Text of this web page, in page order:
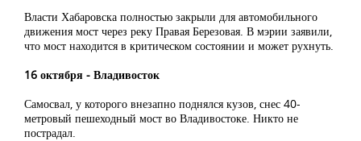
Власти Хабаровска полностью закрыли для автомобильного
движения мост через реку Правая Березовая. В мэрии заявили,
что мост находится в критическом состоянии и может рухнуть.
16 октября ‒ Владивосток
Самосвал, у которого внезапно поднялся кузов, снес 40-
метровый пешеходный мост во Владивостоке. Никто не
пострадал.